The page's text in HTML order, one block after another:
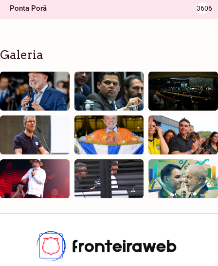
Ponta Porã 3606
Galeria